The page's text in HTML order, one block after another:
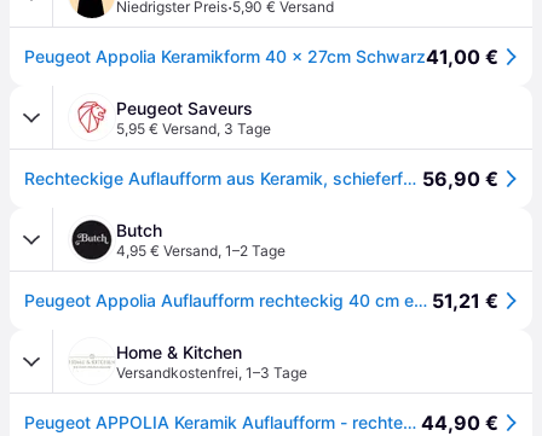
Niedrigster Preis·5,90 € Versand
Peugeot Appolia Keramikform 40 x 27cm Schwarz41,00 €
Peugeot Saveurs
5,95 € Versand, 3 Tage
Rechteckige Auflaufform aus Keramik, schieferfarben, 40 cm Appolia Rechteckige Auflaufform aus Keramik, schieferfarben, 40 cm 56,90 €
Butch
4,95 € Versand, 1–2 Tage
Peugeot Appolia Auflaufform rechteckig 40 cm ecru - Keramik 51,21 €
Home & Kitchen
Versandkostenfrei, 1–3 Tage
Peugeot APPOLIA Keramik Auflaufform - rechteckig - schiefergrau - 40 cm 44,90 €